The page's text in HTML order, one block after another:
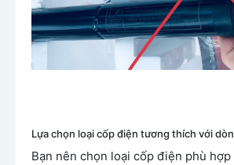
Lựa chọn loại cốp điện tương thích với
Bạn nên chọn loại cốp điện phù